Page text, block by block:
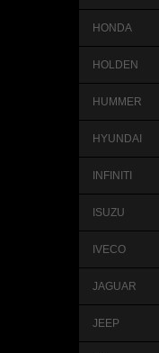
HONDA
HOLDEN
HUMMER
HYUNDAI
INFINITI
ISUZU
IVECO
JAGUAR
JEEP